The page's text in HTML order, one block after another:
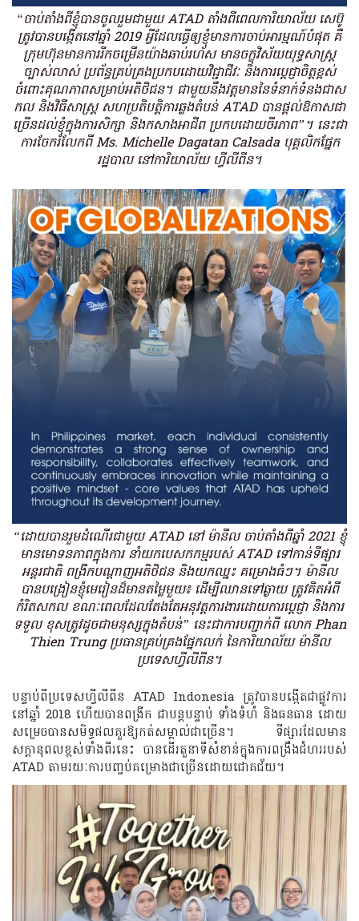
“ចាប់តាំងពីខ្ញុំបានចូលរួមជាមួយ ATAD តាំងពីពេលការិយាល័យ សេប៊ូ
ត្រូវបានបង្កើតនៅឆ្នាំ 2019 អ្វីដែលធ្វើឲ្យខ្ញុំមានការចាប់អារម្មណ៍បំផុត គឺ
ក្រុមហ៊ុនមានការរីកចម្រើនយ៉ាងឆាប់រហ័ស មានចក្ខុវិស័យយុទ្ធសាស្ត្រ
ច្បាស់លាស់ ប្រព័ន្ធគ្រប់គ្រងប្រកបដោយវិជ្ជាជីវៈ និងការប្តេជ្ញាចិត្តខ្ពស់
ចំពោះគុណភាពសម្រាប់អតិថិជន។ ជាមួយនឹងវត្តមាននៃទំនាក់ទំនងជាស​
កល​ និងវិធីសាស្ត្រ សហប្រតិបត្តិការឆ្លងតំបន់ ATAD បានផ្តល់ឱកាសជា
ច្រើនដល់ខ្ញុំក្នុងការសិក្សា និងកសាងអាជីព ប្រកបដោយចីរភាព”។ នេះជា
ការចែករំលែកពី​ Ms. Michelle Dagatan Calsada បុគ្គលិកផ្នែក
រដ្ឋបាល នៅការិយាល័យ ហ្វីលីពីន។
“ដោយបានរួមដំណើរជាមួយ ATAD នៅ ម៉ានីល ចាប់តាំងពីឆ្នាំ 2021 ខ្ញុំ
មានមោទនភាពក្នុងការ នាំយកបេសកកម្មរបស់ ATAD ទៅកាន់ទីផ្សារ
អន្តរជាតិ ពង្រីកបណ្តាញអតិថិជន និងយកឈ្នះ គម្រោងធំៗ។ ម៉ានីល
បានបង្រៀនខ្ញុំមេរៀនដ៏មានតម្លៃមួយ៖ ដើម្បីឈានទៅឆ្ងាយ ត្រូវគិតអំពី
កំរិតសកល ខណៈពេលដែលតែងតែអនុវត្តការងារដោយការប្តេជ្ញា និងការ
ទទួល ខុសត្រូវដូចជាមនុស្សក្នុងតំបន់” នេះជាការបញ្ជាក់ពី លោក Phan
Thien Trung ប្រធានគ្រប់គ្រងផ្នែកលក់ នៃការិយាល័យ ម៉ានីល
ប្រទេសហ្វីលីពីន។
បន្ទាប់ពីប្រទេសហ្វីលីពីន ATAD Indonesia ត្រូវបានបង្កើតជាផ្លូវការ
នៅឆ្នាំ 2018 ហើយបានពង្រីក ជាបន្តបន្ទាប់ ទាំងទំហំ និងធនធាន ដោយ
សម្រេចបានសមិទ្ធផលគួរឱ្យកត់សម្គាល់ជាច្រើន។ ទីផ្សារដែលមាន
សក្តានុពលខ្ពស់ទាំងពីរនេះ បានដើរតួនាទីសំខាន់ក្នុងការពង្រឹងជំហររបស់
ATAD តាមរយៈការបញ្ចប់គម្រោងជាច្រើនដោយជោគជ័យ។